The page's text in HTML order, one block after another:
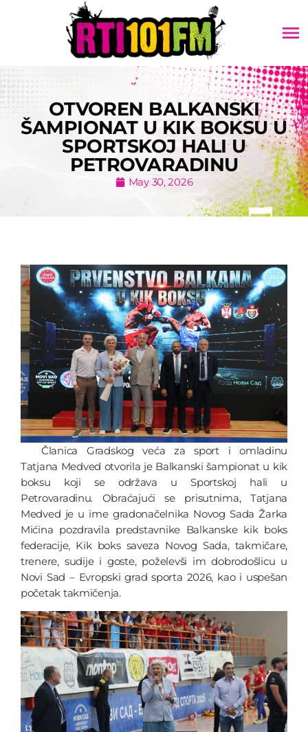
menu
OTVOREN BALKANSKI
ŠAMPIONAT U KIK BOKSU U
SPORTSKOJ HALI U
PETROVARADINU
May 30, 2026
Članica Gradskog veća za sport i omladinu
Tatjana Medved otvorila je Balkanski šampionat u kik
boksu koji se održava u Sportskoj hali u
Petrovaradinu. Obraćajući se prisutnima, Tatjana
Medved je u ime gradonačelnika Novog Sada Žarka
Mićina pozdravila predstavnike Balkanske kik boks
federacije, Kik boks saveza Novog Sada, takmičare,
trenere, sudije i goste, poželevši im dobrodošlicu u
Novi Sad – Evropski grad sporta 2026, kao i uspešan
početak takmičenja.